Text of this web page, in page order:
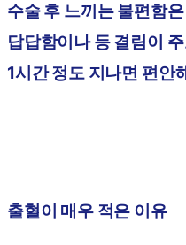
수술 후 느끼는 불편함
답답함이나 등 결림이
1시간 정도 지나면 편안
출혈이 매우 적은 이유